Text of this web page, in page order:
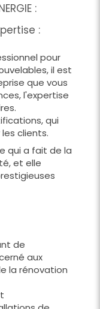
:
:
pour
il est
que vous
l'expertise
qui
clients.
qui a fait de la
et elle
de
aux
la rénovation